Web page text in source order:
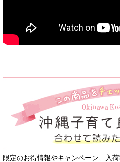
限定のお得情報やキャンペーン、入